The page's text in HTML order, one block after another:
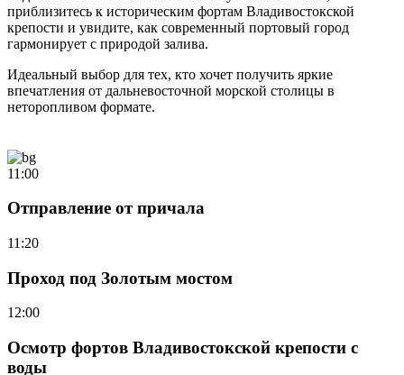
приблизитесь к историческим фортам Владивостокской
крепости и увидите, как современный портовый город
гармонирует с природой залива.
Идеальный выбор для тех, кто хочет получить яркие
впечатления от дальневосточной морской столицы в
неторопливом формате.
11:00
Отправление от причала
11:20
Проход под Золотым мостом
12:00
Осмотр фортов Владивостокской крепости с
воды